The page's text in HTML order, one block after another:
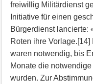
freiwillig Militärdienst
Initiative für einen
Bürgerdienst lancierte:
Roten ihre
waren notwendig, bis
Monate die
wurden. Zur